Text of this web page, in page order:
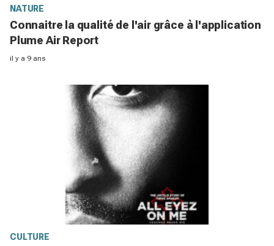
NATURE
Connaitre la qualité de l'air grâce à l'application
Plume Air Report
il y a 9 ans
CULTURE